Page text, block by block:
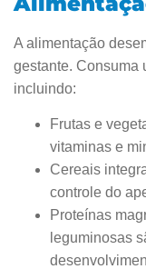
A alimentação
gestante. Consuma
incluindo:
Frutas e
vitaminas e
Cereais
controle do
Proteínas
leguminosas